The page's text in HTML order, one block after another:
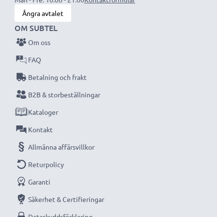
Ångra avtalet
OM SUBTEL
Om oss
FAQ
Betalning och frakt
B2B & storbeställningar
Kataloger
Kontakt
Allmänna affärsvillkor
Returpolicy
Garanti
Säkerhet & Certifieringar